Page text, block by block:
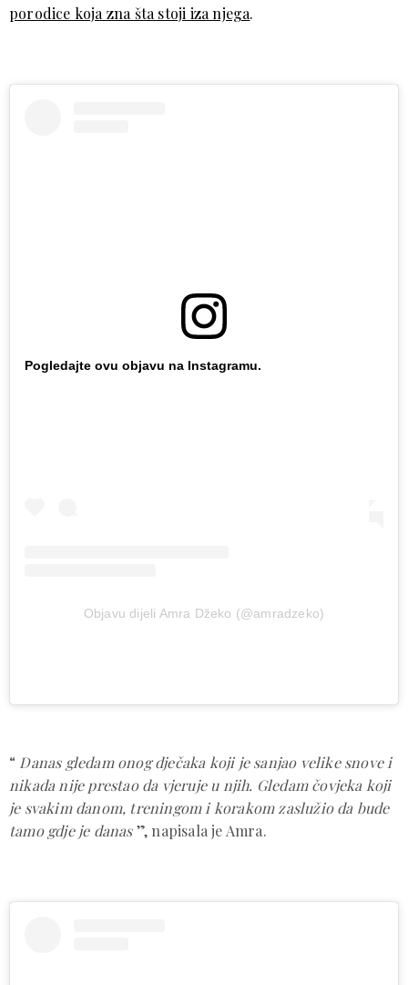
porodice koja zna šta stoji iza njega.
Pogledajte ovu objavu na Instagramu.
Objavu dijeli Amra Džeko (@amradzeko)
“ Danas gledam onog dječaka koji je sanjao velike snove i
nikada nije prestao da vjeruje u njih. Gledam čovjeka koji
je svakim danom, treningom i korakom zaslužio da bude
tamo gdje je danas ”, napisala je Amra.